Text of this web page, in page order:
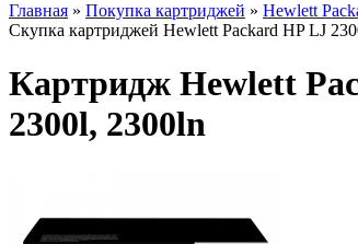
Главная » Покупка картриджей » Hewlett
Скупка картриджей Hewlett Packard HP LJ
Картридж Hewlett
2300l, 2300ln